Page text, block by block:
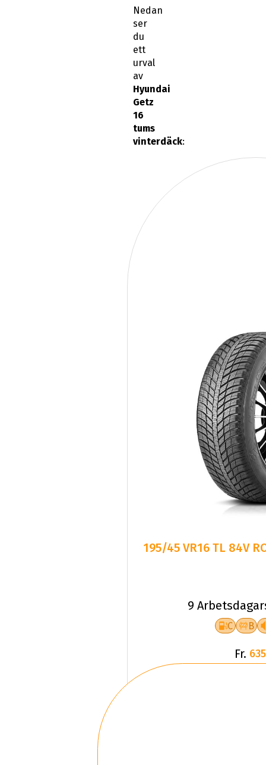
Nedan
ser
du
ett
urval
av
Hyundai
Getz
16
tums
vinterdäck:
195/45 VR16 TL 84V
9
C B
Fr.